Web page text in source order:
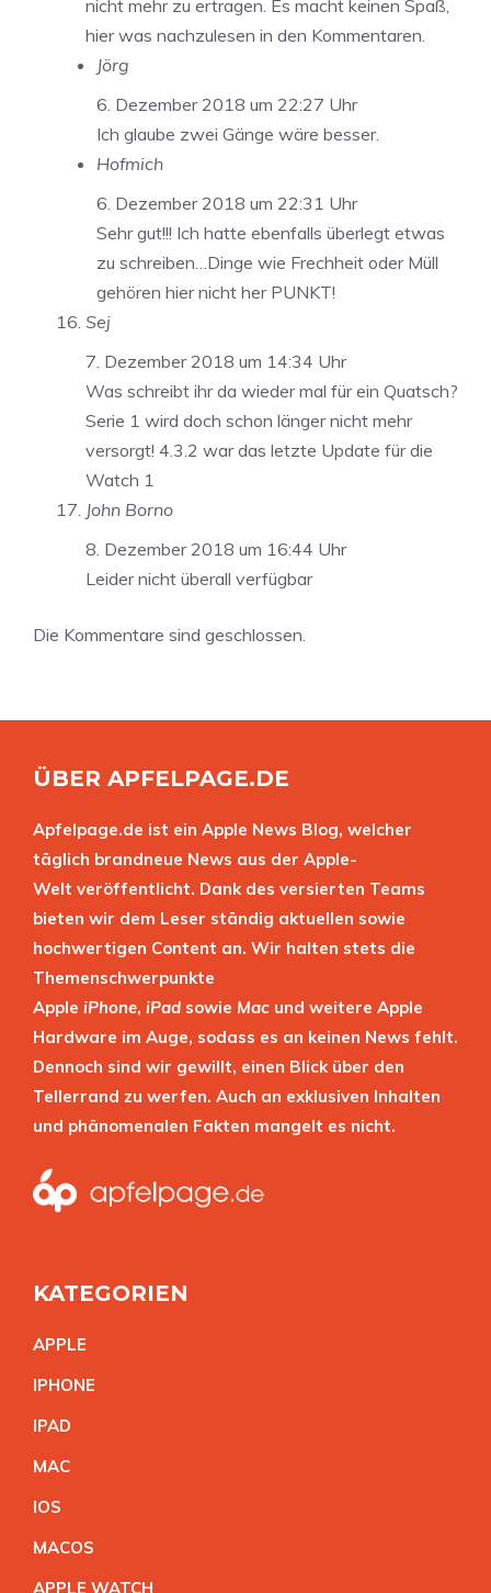
nicht mehr zu ertragen. Es macht keinen Spaß,
hier was nachzulesen in den Kommentaren.
Jörg
6. Dezember 2018 um 22:27 Uhr
Ich glaube zwei Gänge wäre besser.
Hofmich
6. Dezember 2018 um 22:31 Uhr
Sehr gut!!! Ich hatte ebenfalls überlegt etwas
zu schreiben…Dinge wie Frechheit oder Müll
gehören hier nicht her PUNKT!
Sej
7. Dezember 2018 um 14:34 Uhr
Was schreibt ihr da wieder mal für ein Quatsch?
Serie 1 wird doch schon länger nicht mehr
versorgt! 4.3.2 war das letzte Update für die
Watch 1
John Borno
8. Dezember 2018 um 16:44 Uhr
Leider nicht überall verfügbar
Die Kommentare sind geschlossen.
ÜBER APFELPAGE.DE
Apfelpage.de ist ein Apple News Blog, welcher
täglich brandneue News aus der Apple-
Welt veröffentlicht. Dank des versierten Teams
bieten wir dem Leser ständig aktuellen sowie
hochwertigen Content an. Wir halten stets die
Themenschwerpunkte
Apple iPhone, iPad sowie Mac und weitere Apple
Hardware im Auge, sodass es an keinen News fehlt.
Dennoch sind wir gewillt, einen Blick über den
Tellerrand zu werfen. Auch an exklusiven Inhalten
und phänomenalen Fakten mangelt es nicht.
KATEGORIEN
APPLE
IPHONE
IPAD
MAC
IOS
MACOS
APPLE WATCH